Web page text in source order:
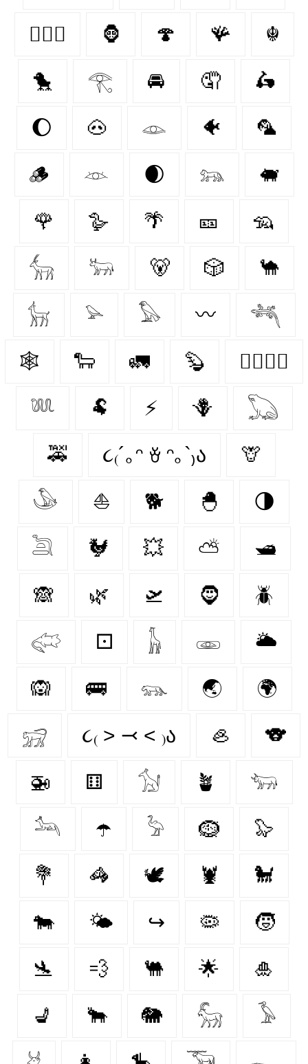
👩‍❤️‍👨 🦍 🍄‍ 🪸 ☬
🐤 𓂀 🚘 🤦‍ 🛵
🌔 🐽 𓁼 🐠 🦜
🪵 𓁺 🌒 𓃬 🐖
🌹 🪿 🌴 🎫 🦡
𓃲 𓃽 🐻 🎲 🐪
𓃴 𓅫 𓅃 〰️ 𓆈
🕸️ 🐑 🚛 🦫 👩‍❤️‍💋‍👩
𓆚 🐏 ⚡ 🪻 𓆏
🚕 ૮₍´｡ᵔ ꈊ ᵔ｡`₎ა 🦒
𓅇 ⛵ 🐕 🐣 🌗
𓆖 🐓 💥 ⛅ 🛥
🙈 🌿 🛫 🧔‍ 🪲
𓅾 ⚀ 𓃱 𓁾 🌥️
🙉 🚌 𓃮 🌏 🌍
𓃸 ૮₍ ˃ ⤙ ˂ ₎ა 🦪 🐨
🚁 ⚅ 𓃩 🪴 𓃓
𓃢 ☂️ 𓅦 🪹 🦭
💐 🦓 🕊 🦞 🐩
🐄 🌤️ ↪ 🦠 🧒
🛬 💨 🐫 🌟 🎍
💺 🐂 🐘 𓃵 𓅥